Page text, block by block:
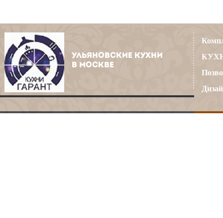
УЛЬЯНОВСКИЕ КУХНИ
В МОСКВЕ